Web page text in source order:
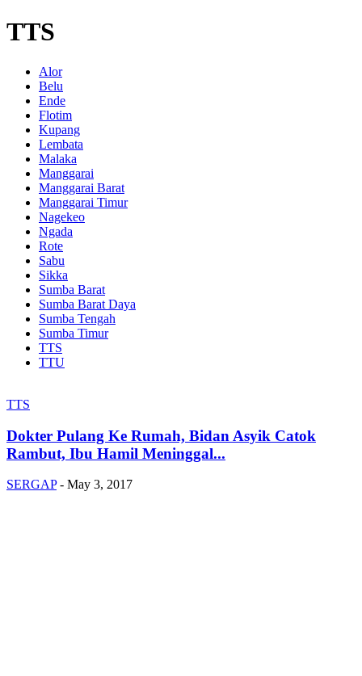
TTS
Alor
Belu
Ende
Flotim
Kupang
Lembata
Malaka
Manggarai
Manggarai Barat
Manggarai Timur
Nagekeo
Ngada
Rote
Sabu
Sikka
Sumba Barat
Sumba Barat Daya
Sumba Tengah
Sumba Timur
TTS
TTU
TTS
Dokter Pulang Ke Rumah, Bidan Asyik Catok
Rambut, Ibu Hamil Meninggal...
SERGAP - May 3, 2017